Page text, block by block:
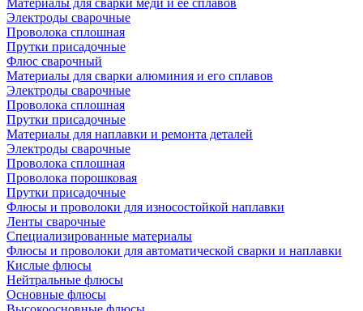
Материалы для сварки меди и ее сплавов
Электроды сварочные
Проволока сплошная
Прутки присадочные
Флюс сварочный
Материалы для сварки алюминия и его сплавов
Электроды сварочные
Проволока сплошная
Прутки присадочные
Материалы для наплавки и ремонта деталей
Электроды сварочные
Проволока сплошная
Проволока порошковая
Прутки присадочные
Флюсы и проволоки для износостойкой наплавки
Ленты сварочные
Специализированные материалы
Флюсы и проволоки для автоматической сварки и наплавки
Кислые флюсы
Нейтральные флюсы
Основные флюсы